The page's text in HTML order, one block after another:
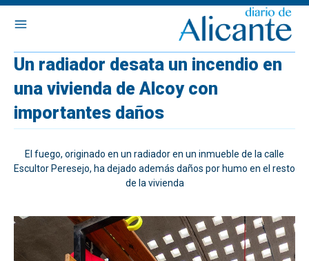
Un radiador desata un incendio en
una vivienda de Alcoy con
importantes daños
El fuego, originado en un radiador en un inmueble de la calle
Escultor Peresejo, ha dejado además daños por humo en el resto
de la vivienda